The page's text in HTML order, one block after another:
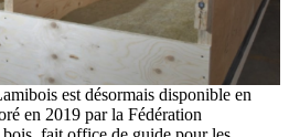
est désormais disponible en
en 2019 par la Fédération